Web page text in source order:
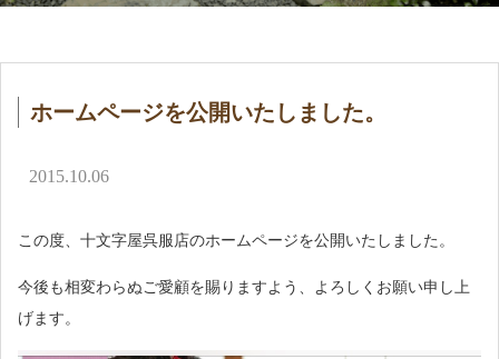
オンラインショップ
アクセス
ホームページを公開いたしました。
2015.10.06
この度、十文字屋呉服店のホームページを公開いたしました。
今後も相変わらぬご愛顧を賜りますよう、よろしくお願い申し上
げます。